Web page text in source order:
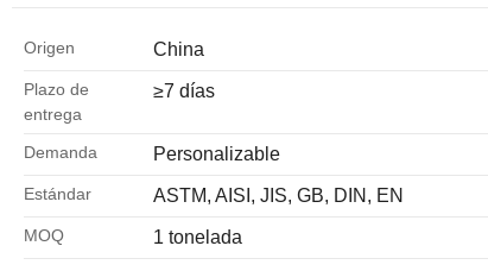
Origen China
Plazo de
entrega
≥7 días
Demanda Personalizable
Estándar ASTM, AISI, JIS, GB, DIN, EN
MOQ 1 tonelada